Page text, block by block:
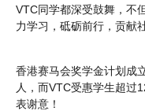
VTC同学都深受鼓舞，不
力学习，砥砺前行，贡献
香港赛马会奖学金计划成
人，而VTC受惠学生超过
表谢意！